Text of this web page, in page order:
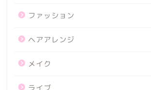
ファッション
ヘアアレンジ
メイク
ライブ